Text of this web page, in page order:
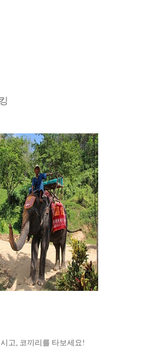
고 코끼리를 타보세요 !